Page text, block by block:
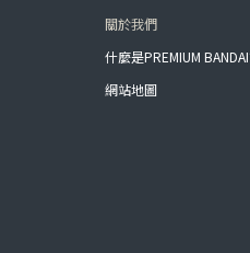
關於我們
什麼是PREMIUM
網站地圖